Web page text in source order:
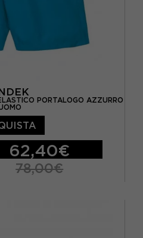
PORTALOGO AZZURRO
62,40€
78,00€